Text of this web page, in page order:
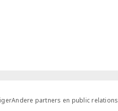
Andere partners en public relations